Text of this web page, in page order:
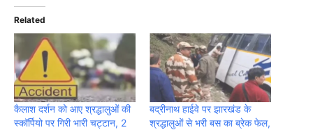
Related
कैलाश दर्शन को आए श्रद्धालुओं की
स्कॉर्पियो पर गिरी भारी चट्टान, 2
बद्रीनाथ हाईवे पर झारखंड के
श्रद्धालुओं से भरी बस का ब्रेक फेल,